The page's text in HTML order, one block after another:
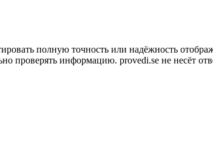
полную точность или надёжность
проверять информацию. provedi.se не несёт